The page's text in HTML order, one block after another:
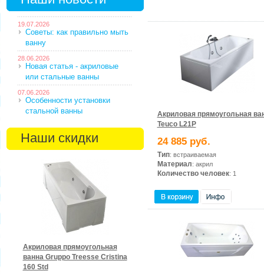
19.07.2026
Советы: как правильно мыть
ванну
28.06.2026
Новая статья - акриловые
или стальные ванны
07.06.2026
Особенности установки
стальной ванны
Наши скидки
Акриловая прямоугольная
ванна Gruppo Treesse Cristina
160 Std
Акриловая прямоугольная
Teuco L21P
24 885 руб.
Тип: встраиваемая
Материал: акрил
Количество человек: 1